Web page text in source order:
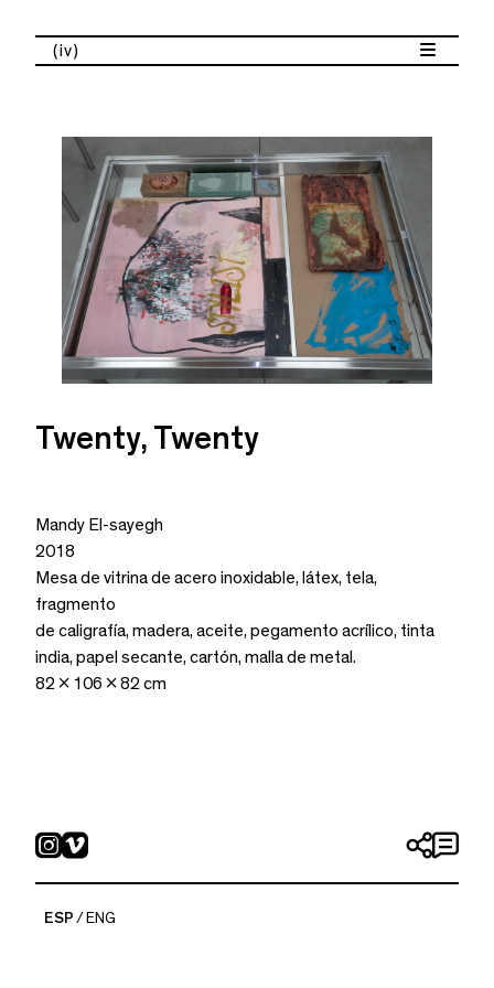
(iv)
Twenty, Twenty
Mandy El-sayegh
2018
Mesa de vitrina de acero inoxidable, látex, tela,
fragmento
de caligrafía, madera, aceite, pegamento acrílico, tinta
india, papel secante, cartón, malla de metal.
82 x 106 x 82 cm
ESP ENG